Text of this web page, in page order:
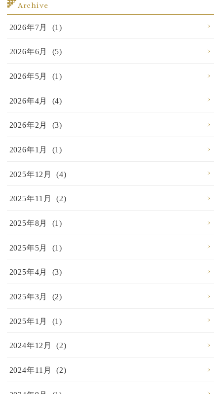
Archive
2026年7月 (1)
2026年6月 (5)
2026年5月 (1)
2026年4月 (4)
2026年2月 (3)
2026年1月 (1)
2025年12月 (4)
2025年11月 (2)
2025年8月 (1)
2025年5月 (1)
2025年4月 (3)
2025年3月 (2)
2025年1月 (1)
2024年12月 (2)
2024年11月 (2)